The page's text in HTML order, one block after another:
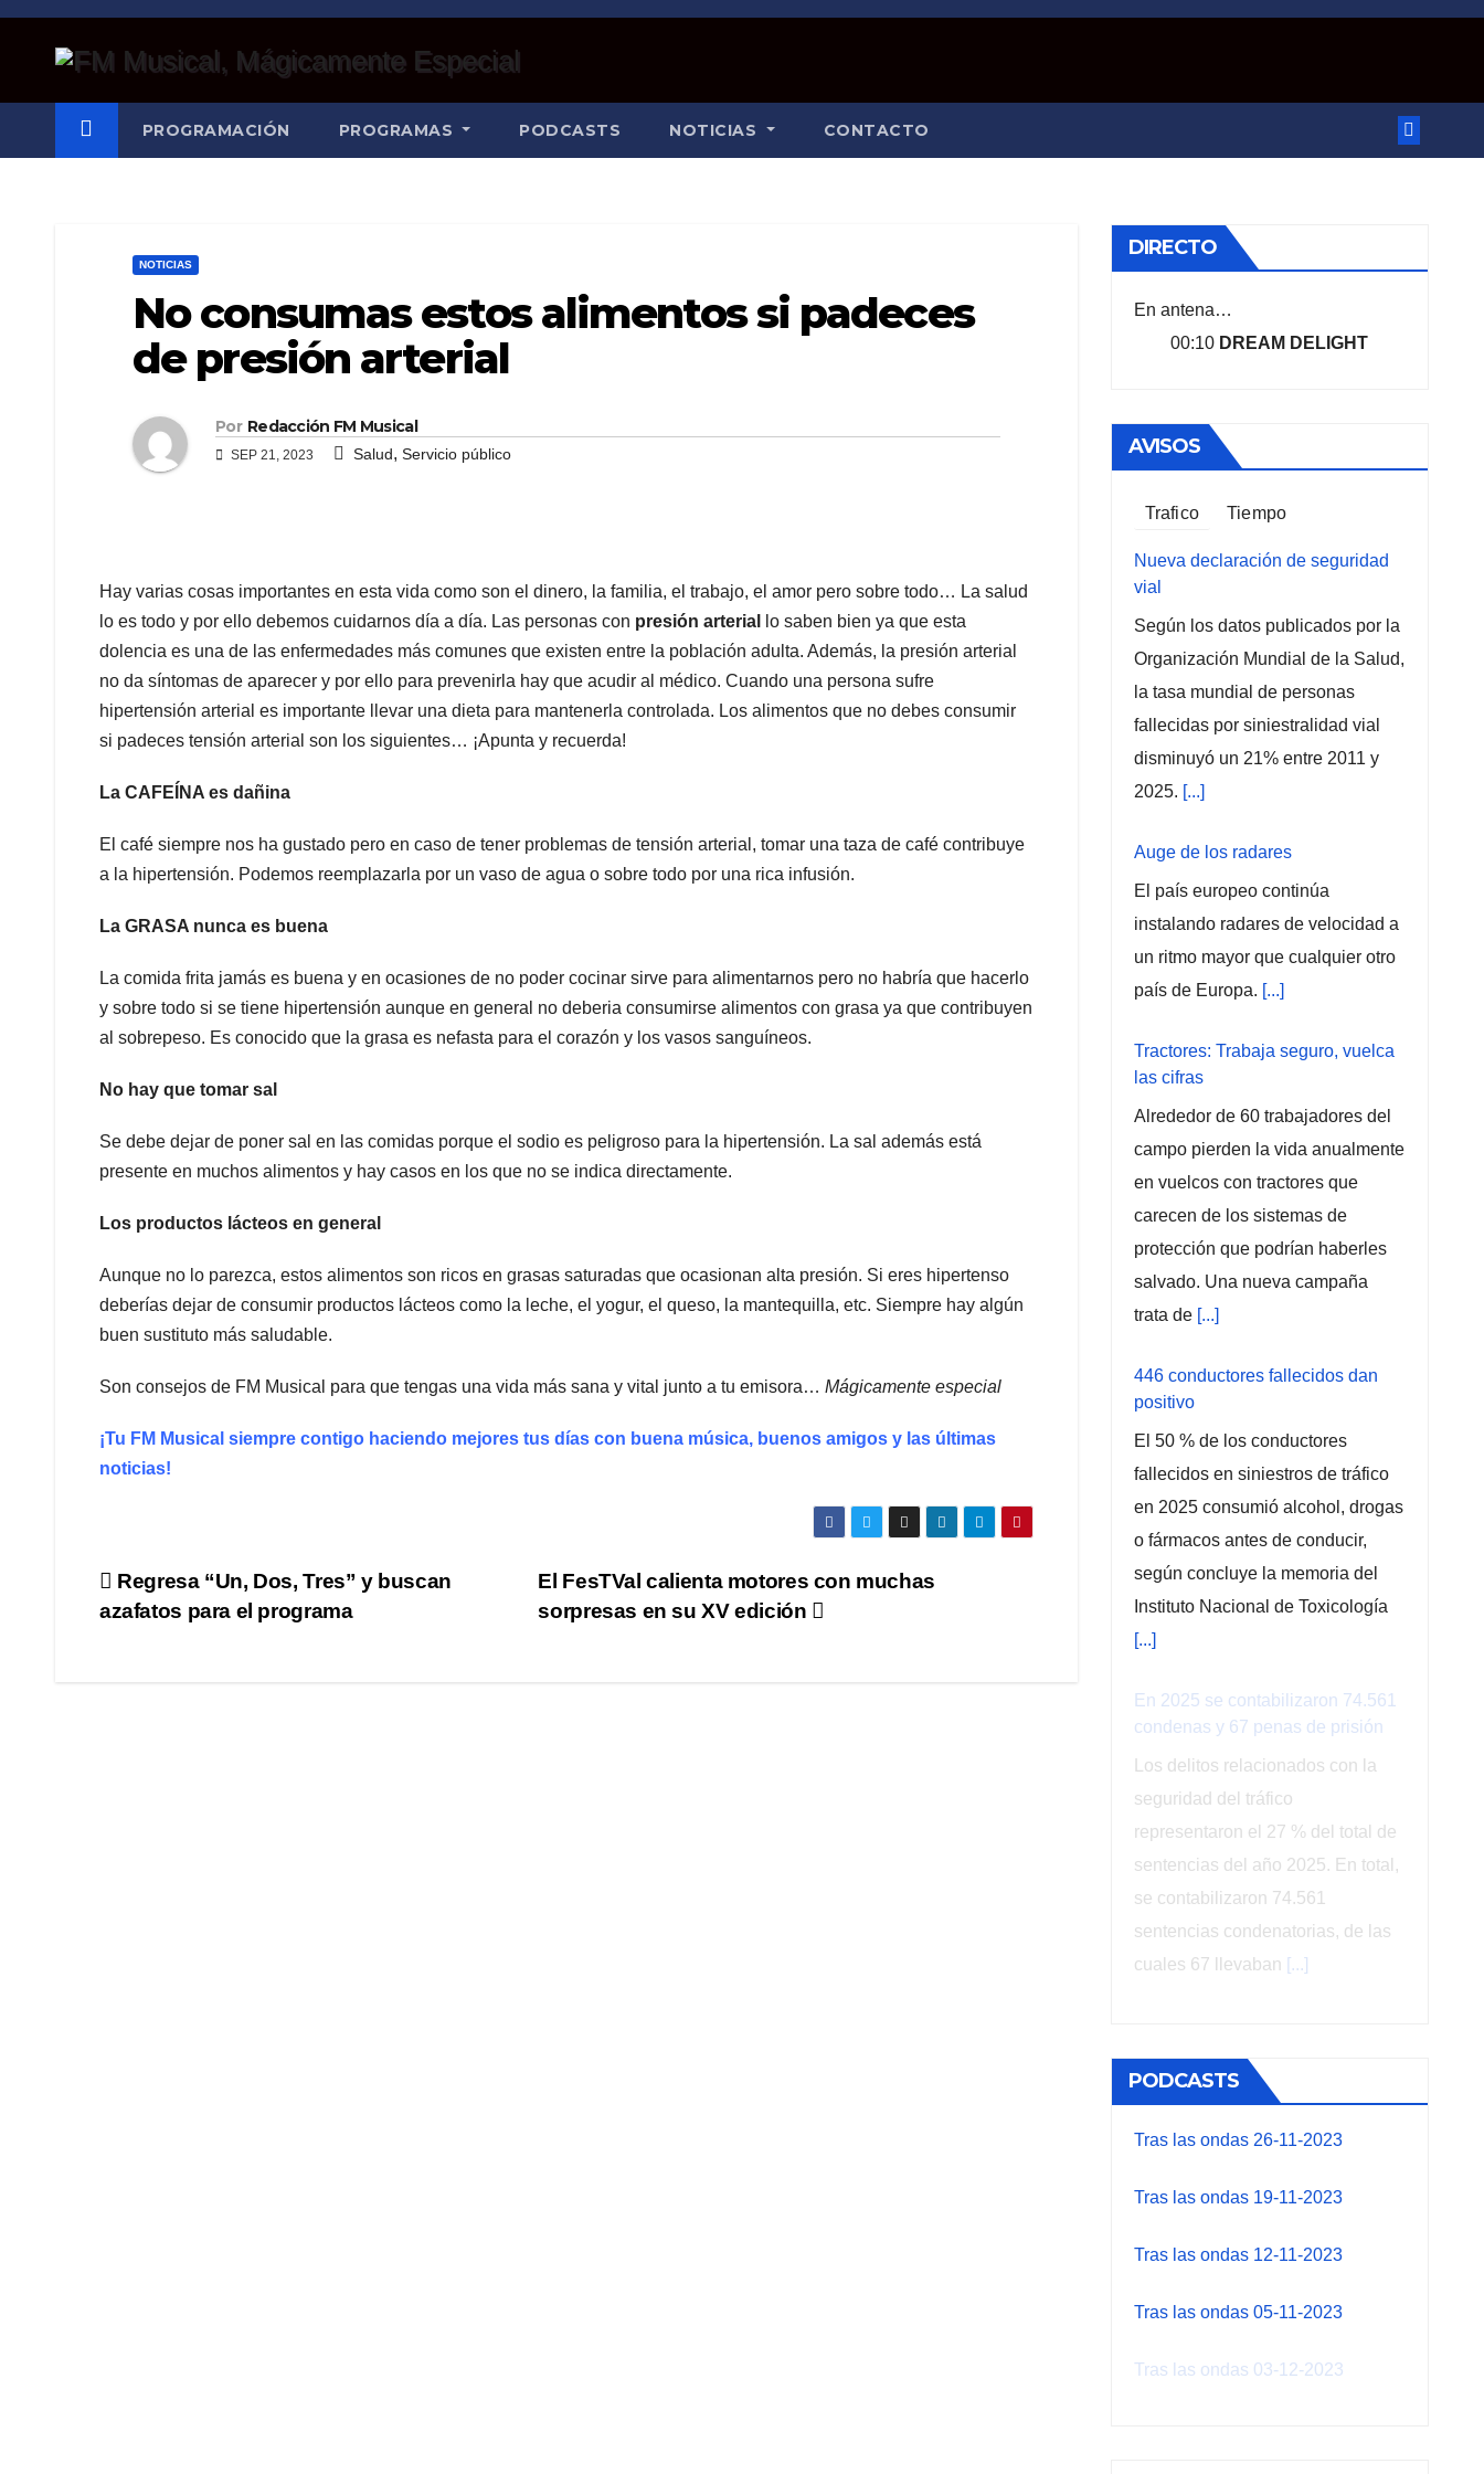
Saltar
PROGRAMACIÓN PROGRAMAS PODCASTS NOTICIAS CONTACTO
NOTICIAS
No consumas estos alimentos si padeces
de presión arterial
Por Redacción FM Musical
SEP 21, 2023 Salud, Servicio público
Hay varias cosas importantes en esta vida como son el dinero, la familia, el trabajo, el amor pero sobre todo… La salud
lo es todo y por ello debemos cuidarnos día a día. Las personas con presión arterial
lo saben bien ya que esta
dolencia es una de las enfermedades más comunes que existen entre la población adulta. Además, la presión arterial
no da síntomas de aparecer y por ello para prevenirla hay que acudir al médico. Cuando una persona sufre
hipertensión arterial es importante llevar una dieta para mantenerla controlada. Los alimentos que no debes consumir
si padeces tensión arterial son los siguientes… ¡Apunta y recuerda!
La CAFEÍNA es dañina
El café siempre nos ha gustado pero en caso de tener problemas de tensión arterial, tomar una taza de café contribuye
a la hipertensión. Podemos reemplazarla por un vaso de agua o sobre todo por una rica infusión.
La GRASA nunca es buena
La comida frita jamás es buena y en ocasiones de no poder cocinar sirve para alimentarnos pero no habría que hacerlo
y sobre todo si se tiene hipertensión aunque en general no deberia consumirse alimentos con grasa ya que contribuyen
al sobrepeso. Es conocido que la grasa es nefasta para el corazón y los vasos sanguíneos.
No hay que tomar sal
Se debe dejar de poner sal en las comidas porque el sodio es peligroso para la hipertensión. La sal además está
presente en muchos alimentos y hay casos en los que no se indica directamente.
Los productos lácteos en general
Aunque no lo parezca, estos alimentos son ricos en grasas saturadas que ocasionan alta presión. Si eres hipertenso
deberías dejar de consumir productos lácteos como la leche, el yogur, el queso, la mantequilla, etc. Siempre hay algún
buen sustituto más saludable.
Son consejos de FM Musical para que tengas una vida más sana y vital junto a tu emisora… Mágicamente especial
¡Tu FM Musical siempre contigo haciendo mejores tus días con buena música, buenos amigos y las últimas
noticias!
Navegación
El FesTVal calienta motores con muchas
sorpresas en su XV edición
Regresa “Un, Dos, Tres” y buscan
azafatos para el programa
DIRECTO
En antena…
00:10 DREAM DELIGHT
AVISOS
Trafico Tiempo
Nueva declaración de seguridad
vial
Según los datos publicados por la
Organización Mundial de la Salud,
la tasa mundial de personas
fallecidas por siniestralidad vial
disminuyó un 21% entre 2011 y
2025. [...]
Auge de los radares
El país europeo continúa
instalando radares de velocidad a
un ritmo mayor que cualquier otro
país de Europa. [...]
Tractores: Trabaja seguro, vuelca
las cifras
Alrededor de 60 trabajadores del
campo pierden la vida anualmente
en vuelcos con tractores que
carecen de los sistemas de
protección que podrían haberles
salvado. Una nueva campaña
trata de [...]
446 conductores fallecidos dan
positivo
El 50 % de los conductores
fallecidos en siniestros de tráfico
en 2025 consumió alcohol, drogas
o fármacos antes de conducir,
según concluye la memoria del
Instituto Nacional de Toxicología
[...]
En 2025 se contabilizaron 74.561
condenas y 67 penas de prisión
Los delitos relacionados con la
seguridad del tráfico
representaron el 27 % del total de
sentencias del año 2025. En total,
se contabilizaron 74.561
sentencias condenatorias, de las
cuales 67 llevaban [...]
PODCASTS
Tras las ondas 26-11-2023
Tras las ondas 19-11-2023
Tras las ondas 12-11-2023
Tras las ondas 05-11-2023
Tras las ondas 03-12-2023